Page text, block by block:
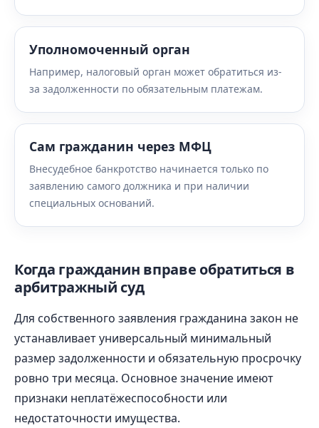
Уполномоченный орган
Например, налоговый орган может обратиться из-
за задолженности по обязательным платежам.
Сам гражданин через МФЦ
Внесудебное банкротство начинается только по
заявлению самого должника и при наличии
специальных оснований.
Когда гражданин вправе обратиться в
арбитражный суд
Для собственного заявления гражданина закон не
устанавливает универсальный минимальный
размер задолженности и обязательную просрочку
ровно три месяца. Основное значение имеют
признаки неплатёжеспособности или
недостаточности имущества.